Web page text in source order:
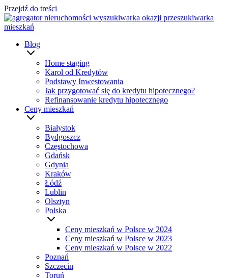
Przejdź do treści
Blog
Home staging
Karol od Kredytów
Podstawy Inwestowania
Jak przygotować się do kredytu hipotecznego?
Refinansowanie kredytu hipotecznego
Ceny mieszkań
Białystok
Bydgoszcz
Częstochowa
Gdańsk
Gdynia
Kraków
Łódź
Lublin
Olsztyn
Polska
Ceny mieszkań w Polsce w 2024
Ceny mieszkań w Polsce w 2023
Ceny mieszkań w Polsce w 2022
Poznań
Szczecin
Toruń